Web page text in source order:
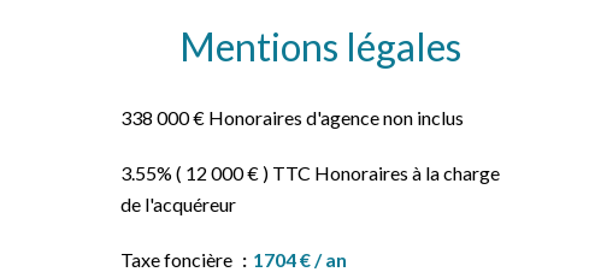
Mentions légales
338 000 € Honoraires d'agence non inclus
3.55% ( 12 000 € ) TTC Honoraires à la charge
de l'acquéreur
Taxe foncière 1704 € / an